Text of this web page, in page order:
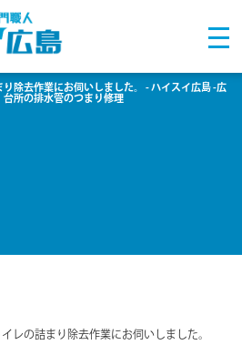
除去作業にお伺いしました。 - ハイスイ広島 -広
台所の排水管のつまり修理
レの詰まり除去作業にお伺いしました。